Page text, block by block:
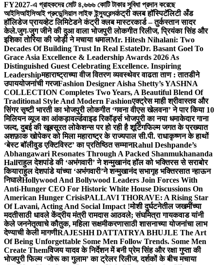
FY2027-এ গ্রাহকদের মোট ৪,৬৬৬ কোটি টাকার সুবিধা প্রদান করেছে
আইসিআইসিআই প্রুডেন্সিয়াল লাইফ ইন্স্যুরেন্সकंट्री क्लब हॉस्पिटॅलिटी अँड
हॉलिडेज प्रायव्हेट लिमिटेडने कंट्री क्लब मास्टरकार्ड – तुर्कस्तान सादर
केले.जुग-जुग जीने की दुआ वाला भोजपुरी लोकगीत रिलीज, प्रियंका सिंह और
इशिका तोरिया की जोड़ी ने मचाया धमालMr. Hitesh Nihalani: Two
Decades Of Building Trust In Real EstateDr. Basant Goel To
Grace Asia Excellence & Leadership Awards 2026 As
Distinguished Guest Celebrating Excellence. Inspiring
Leadershipमहाराष्ट्राच्या वीज वितरण व्यवस्थेवर वाढता ताण : तातडीने
उपाययोजनांची गरजFashion Designer Aisha Shetty’s YASHNA
COLLECTION Completes Two Years, A Beautiful Blend Of
Traditional Style And Modern Fashionएक्ट्रेस माही श्रीवास्तव और
सिंगर सृष्टी भारती का भोजपुरी लोकगीत ‘गवना वीएस खेलवना’ ने पार किया 10
मिलियन व्यूज का आंकड़ावर्ल्डवाइड रिकॉर्ड्स भोजपुरी का नया धमाकेदार गाना
जल्द, दुबई की खूबसूरत लोकेशन्स पर हो रही है शूटिंगफिल्म जगत के प्रख्यात
अशफ़ाक खोपेकर को मिला महाराष्ट्र के राज्यपाल सी.पी. राधाकृष्णन के हाथों
‘बेस्ट बॉलीवुड एक्टिविस्ट’ का प्रतिष्ठित सम्मानRahul Deshpande’s
Abhangawari Resonates Through A Packed Shanmukhananda
Hallराहुल देशपांडे की ‘अभंगवारी’ ने शन्मुखानंद हॉल को भक्तिरस से सराबोर
कियाराहुल देशपांडे यांच्या ‘अभंगवारी’ने शन्मुखानंद सभागृह भक्तिरसात न्हाऊन
निघालेHollywood And Bollywood Leaders Join Forces With
Anti-Hunger CEO For Historic White House Discussions On
American Hunger CrisisPALLAVI THORAVE: A Rising Star
Of Lavani, Acting And Social Impact !मोशी दुर्घटनेतील जखमींच्या
मदतीसाठी धावले केंद्रीय मंत्री रामदास आठवले; संघमित्रा गायकवाड यांनी
केले जननेतृत्वाचे कौतुक, महिला सक्षमीकरणासाठी शासनाच्या योजनांचा लाभ
देण्याची केली मागणीRAJESHH DATTATRYA BHUJLE The Art
Of Being Unforgettable Some Men Follow Trends. Some Men
Create Themविजय यादव के निर्देशन में बनी प्रेम सिंह और रक्षा गुप्ता की
भोजपुरी फिल्म ‘जोरू का गुलाम’ का ट्रेलर रिलीज, दर्शकों के बीच मचाया